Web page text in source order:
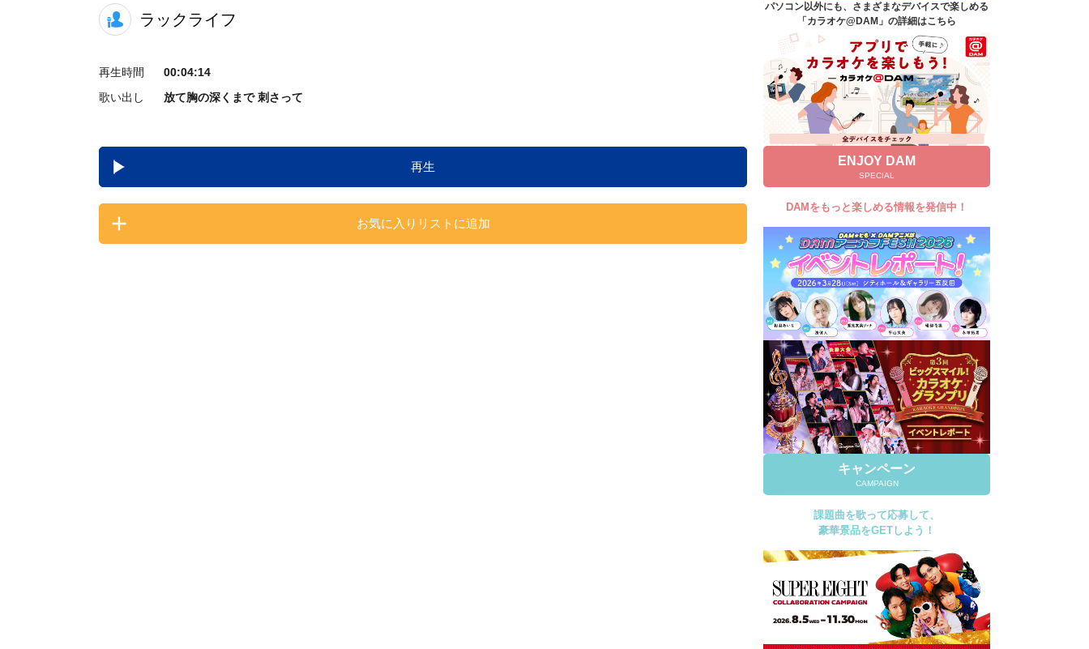
キャンペーン
よくあるご質問
DAMの新曲・ランキングなど
カラオケ最新情報をチェック！
自宅でカラオケ歌い放題！
家族や友達と一緒に！練習にも！
ラックライフ
再生時間
00:04:14
歌い出し
放て胸の深くまで 刺さって
再生
お気に入りリストに追加
パソコン以外にも、さまざまなデバイスで楽しめる
「カラオケ@DAM」の詳細はこちら
ENJOY DAM
SPECIAL
DAMをもっと楽しめる情報を発信中！
キャンペーン
CAMPAIGN
課題曲を歌って応募して、
豪華景品をGETしよう！